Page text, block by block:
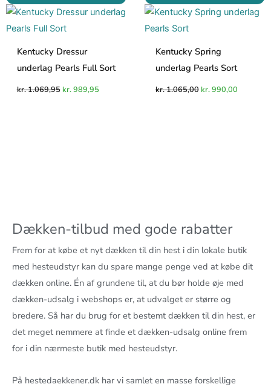
Kentucky Dressur
underlag Pearls Full Sort
kr.1.069,95
pris
kr. 1.069,95.
kr.989,95
pris
Kentucky Spring
underlag Pearls Sort
kr.1.065,00
pris
kr.990,00
pris
Dækken-tilbud med gode rabatter
Frem for at købe et nyt dækken til din hest i din lokale butik
med hesteudstyr kan du spare mange penge ved at købe dit
dækken online. Én af grundene til, at du bør holde øje med
dækken-udsalg i webshops er, at udvalget er større og
bredere. Så har du brug for et bestemt dækken til din hest, er
det meget nemmere at finde et dækken-udsalg online frem
for i din nærmeste butik med hesteudstyr.
På hestedaekkener.dk har vi samlet en masse forskellige